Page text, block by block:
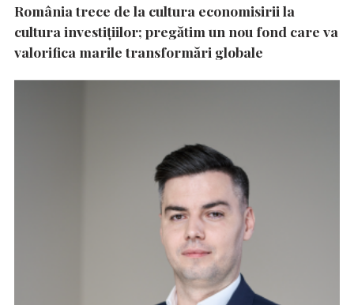
România trece de la cultura economisirii la
cultura investițiilor; pregătim un nou fond care va
valorifica marile transformări globale